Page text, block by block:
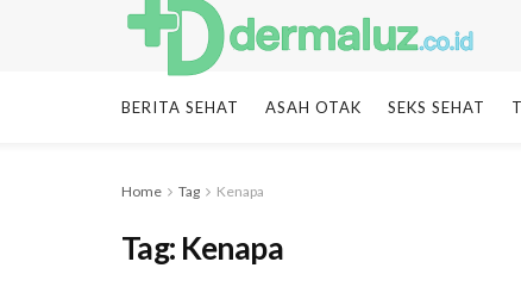
BERITA SEHAT ASAH OTAK SEKS SEHAT
Home Tag Kenapa
Tag: Kenapa